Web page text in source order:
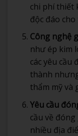
chi phí thiết
độc đáo
Công nghệ
như ép kim
các yêu cầu
thành
thẩm mỹ và
Yêu cầu
cầu về
nhiều địa